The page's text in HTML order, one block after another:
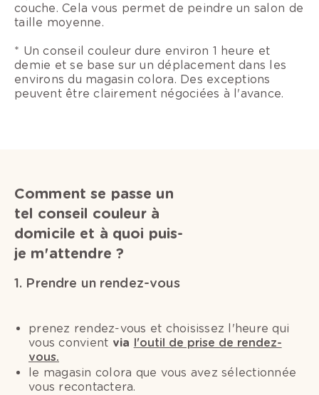
couche. Cela vous permet de peindre un salon de
taille moyenne.
* Un conseil couleur dure environ 1 heure et
demie et se base sur un déplacement dans les
environs du magasin colora. Des exceptions
peuvent être clairement négociées à l'avance.
Comment se passe un
tel conseil couleur à
domicile et à quoi puis-
je m'attendre ?
1. Prendre un rendez-vous
prenez rendez-vous et choisissez l'heure qui
vous convient via l'outil de prise de rendez-
vous.
le magasin colora que vous avez sélectionnée
vous recontactera.